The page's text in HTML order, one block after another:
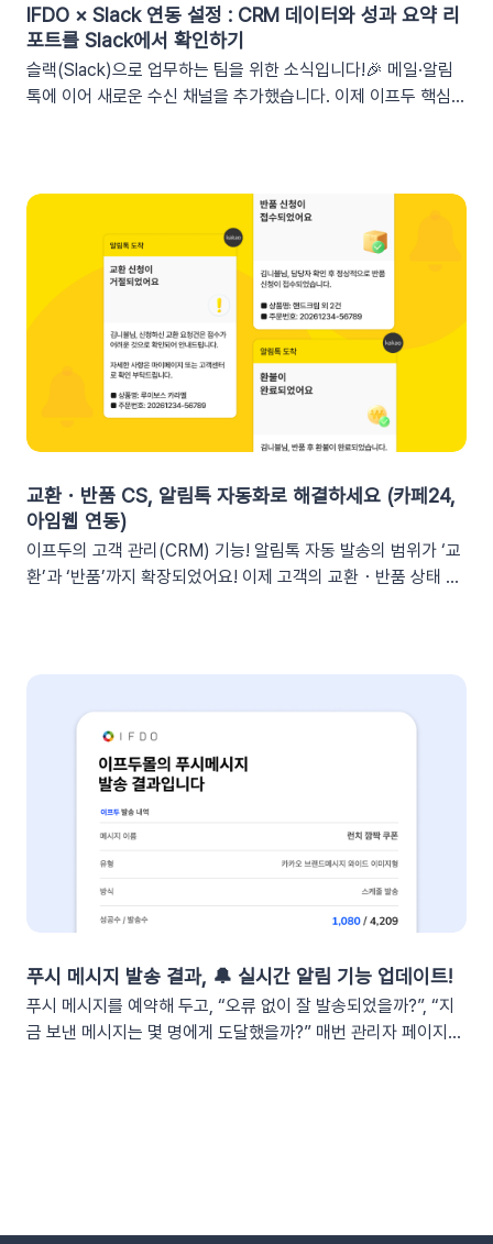
IFDO × Slack 연동 설정 : CRM 데이터와 성과 요약 리
포트를 Slack에서 확인하기
슬랙(Slack)으로 업무하는 팀을 위한 소식입니다!🎉 메일·알림
톡에 이어 새로운 수신 채널을 추가했습니다. 이제 이프두 핵심
커머스, 트래픽, 회원 데이터, 인앱 메시지 및 푸시 메시지 성과
등기존 발송 방식: 알림톡, 이메일신규 추가: 슬랙(Slack) 메시지
2. 쇼핑몰 운영, 슬랙(Slack) 리포트 연동이 좋은 이유실시간 성
과 가시성 확보커머스 매출, 트래픽, 회원 데이터 등 핵심 성과를
업무 전용 채널인 슬랙에서 즉시 확인할 수 있습니다. 업무 전용
채널을 통한 소통 최적화개인용 메신저인 알림톡(카카오톡)과 달
리, 슬랙은 업무에 최적화된 협업 툴입니다. 업무 흐름 안에서 성
과를 확인하여 공적인 소통 효율을 높일 수 있습니다.데이터 기반
의 의사결정 문화데이터 리포트가 업무 대화 흐름 속에 자연스럽
게 공유되어, 팀원 모두가 데이터를 바탕으로 효율적인 의사결정
화별도의 보고서 작성이나 시스템 접속 없이 성과를 파악할 수 있
어, 반복 업무는 줄이고 쇼핑몰의 성장 전략에 집중할 수 있습니
다.3. 슬랙(Slack) 리포트 연동 방법아래 절차에 따라 슬랙 연동
을 진행하면 즉시 리포트 수신이 가능합니다. (⏰ 소요 시간 4
를 선택합니다. 앱 이름(예: My notification Bot, IFDO Bot,
스를 선택하고 [Create New App]을 클릭합니다. 앱 관리 페이
지의 [Incoming Webhooks]를 클릭한 뒤 Activate Incoming
Webhooks의 토글 스위치를 ON으로 변경합니다. 2단계: 알림
앱과 슬랙 채널 연결하기[앱 관리 페이지 > Incoming
Webhooks]로 이동한 뒤, 하단의 [Add New Webhook]을 클
릭합니다. 요약 리포트를 받아볼 슬랙 채널을 선택하고 [허용]을
클릭합니다. 완료되었다면 하단의 Webhook URLs for your
Workspace 섹션에 새로운 Webhook URL이 생성됩니다.
되면 누구나 내 슬랙 채널에 메시지를 보낼 수 있게 됩니다. URL
이 외부에 유출되지 않도록 안전하게 관리해 주세요. 3단계: 슬랙
채널 연동하기📍이프두에 로그인하여 진행합니다.[설정 > 외부
채널 설정 > 외부 채널 연동]으로 이동한 뒤 Slack의 [웹훅 URL
송됩니다.다음날/다음주/다음달부터 해당 슬랙 채널을 통해 리포
교환・반품 CS, 알림톡 자동화로 해결하세요 (카페24,
아임웹 연동)
이프두의 고객 관리(CRM) 기능! 알림톡 자동 발송의 범위가 ‘교
환’과 ‘반품’까지 확장되었어요! 이제 고객의 교환・반품 상태 변
·반품 CS는 가장 시간이 많이 소요되는 업무 중 하나입니다. 고
객이 교환을 요청하고 ➡️ 쇼핑몰 측에서 접수한 후 ➡️​ 다시 배송
준비를 하고 ➡️​ 배송이 시작되는 과정을 고객에게 매번 하나하나
안내해야 합니다. 이 과정에서 담당자는 비슷한 메시지를 반복해
서 보내야 하고, 고객은 "지금 어떤 단계인지" 끊임없이 확인하려
고 합니다. 🔄 이런 반복적인 안내 작업을 시스템에 맡긴다면?
이프두는 고객의 교환·반품 상태 변화를 실시간으로 감지하여, 최
적화된 메시지를 자동으로 발송합니다. 고객이 기다리지 않고, 담
당자가 일일이 안내하지 않아도 되는 CS 자동화가 실현됩니
다. 어떻게 작동하나요?이프두는 고객의 주문 상태 변화를 실시
단계마다 최적화된 맞춤형 메시지를 자동으로 고객에게 전달합
니다. 어떤 효과를 기대할 수 있나요?📈 CS 업무 자동화로 효율
성 증대담당자가 일일이 수동으로 안내하던 반복적인 교환・반
건✅ 이프두 유료 고객✅ 카카오 채널 등록✅ API 연동: 카페24 /
푸시 메시지 발송 결과, 🔔 실시간 알림 기능 업데이트!
푸시 메시지를 예약해 두고, “오류 없이 잘 발송되었을까?”, “지
금 보낸 메시지는 몇 명에게 도달했을까?” 매번 관리자 페이지를